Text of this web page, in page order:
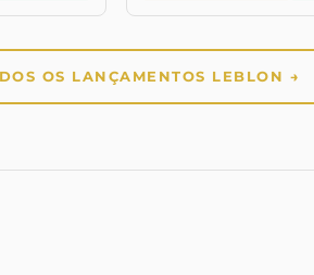
OS LANÇAMENTOS LEBLON →